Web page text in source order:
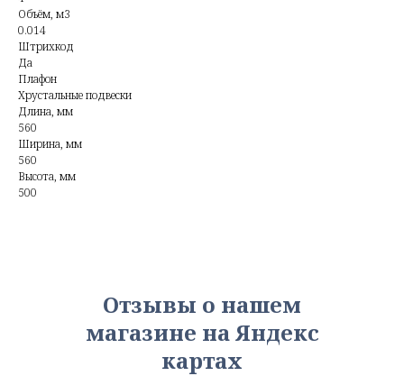
Объём, м3
0.014
Штрихкод
Да
Плафон
Хрустальные подвески
Длина, мм
560
Ширина, мм
560
Высота, мм
500
Отзывы о нашем
магазине на Яндекс
картах